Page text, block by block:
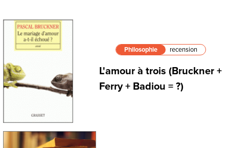
Philosophie recension
L'amour à trois (Bruckner +
Ferry + Badiou = ?)